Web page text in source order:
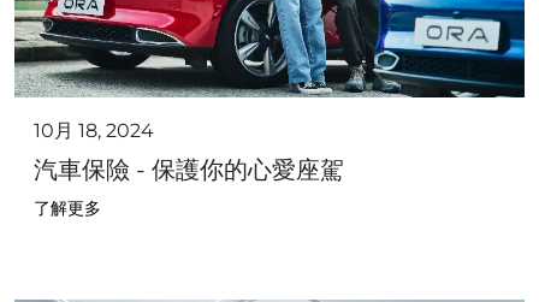
10月 18, 2024
汽車保險 - 保護你的心愛座駕
了解更多